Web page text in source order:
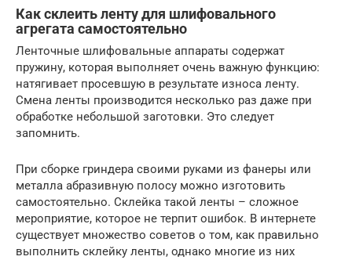
Как склеить ленту для шлифовального
агрегата самостоятельно
Ленточные шлифовальные аппараты содержат
пружину, которая выполняет очень важную функцию:
натягивает просевшую в результате износа ленту.
Смена ленты производится несколько раз даже при
обработке небольшой заготовки. Это следует
запомнить.
При сборке гриндера своими руками из фанеры или
металла абразивную полосу можно изготовить
самостоятельно. Склейка такой ленты – сложное
мероприятие, которое не терпит ошибок. В интернете
существует множество советов о том, как правильно
выполнить склейку ленты, однако многие из них